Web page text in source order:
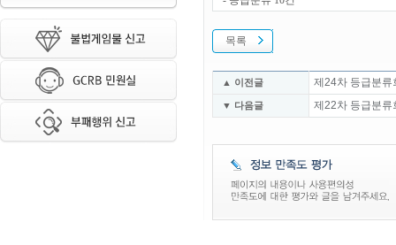
목록
▲ 이전글 제24차 등급분류
▼ 다음글 제22차 등급분류